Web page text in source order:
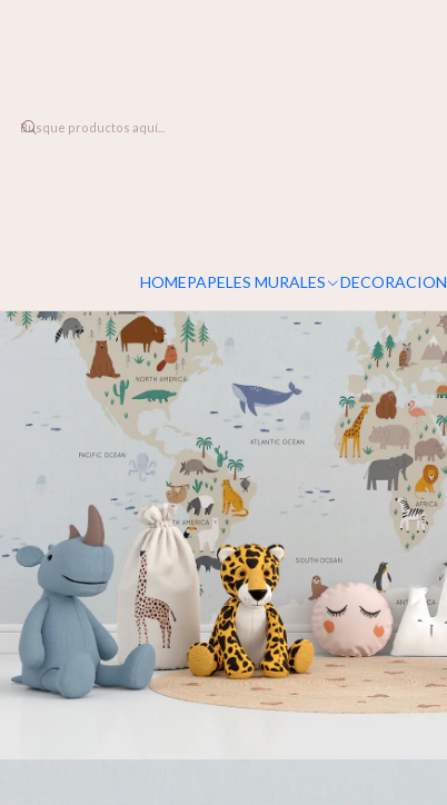
HOMEPAPELES MURALES